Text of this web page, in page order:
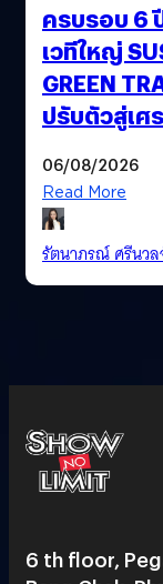
ครบรอบ 6
เวทีใหญ่
GREEN
ปรับตัวสู่เศ
06/08/2026
Read More
รัตนาภรณ์ ศรีนว
6 th floor,